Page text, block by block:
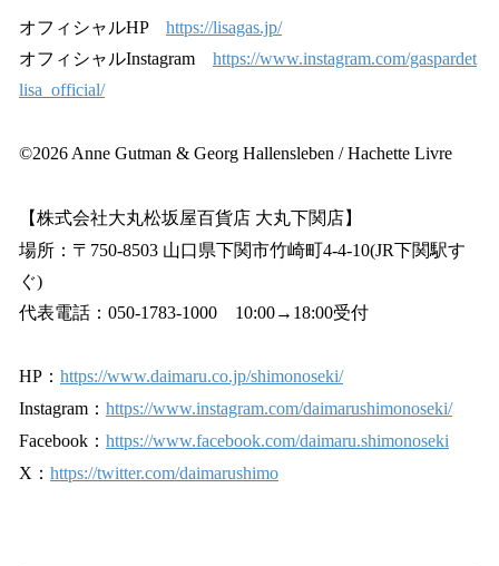
オフィシャルHP https://lisagas.jp/
オフィシャルInstagram https://www.instagram.com/gaspardet
lisa_official/
©2026 Anne Gutman & Georg Hallensleben / Hachette Livre
【株式会社大丸松坂屋百貨店 大丸下関店】
場所：〒750-8503 山口県下関市竹崎町4-4-10(JR下関駅す
ぐ)
代表電話：050-1783-1000 10:00→18:00受付
HP： https://www.daimaru.co.jp/shimonoseki/
Instagram： https://www.instagram.com/daimarushimonoseki/
Facebook： https://www.facebook.com/daimaru.shimonoseki
X： https://twitter.com/daimarushimo